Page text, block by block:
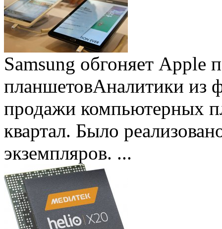
Samsung обгоняет Apple
планшетовАналитики из
продажи компьютерных
квартал. Было
экземпляров. ...